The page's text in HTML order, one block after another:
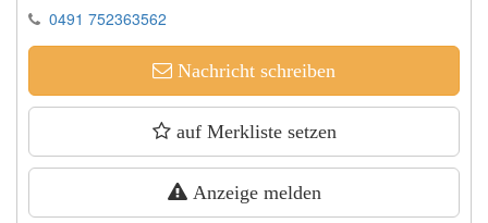
0491 752363562
Nachricht schreiben
auf Merkliste setzen
Anzeige melden